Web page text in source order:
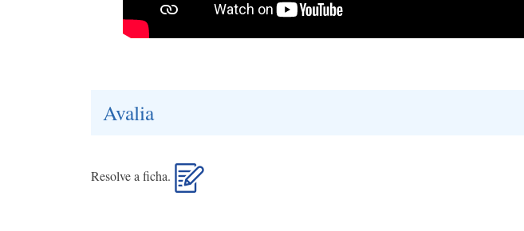
Avalia
Resolve a ficha.